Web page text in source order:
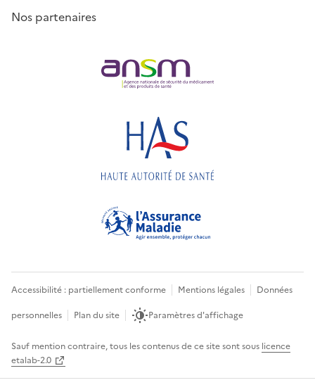
Nos partenaires
Accessibilité : partiellement conforme Mentions légales
Données
personnelles
Plan du site Paramètres d'affichage
Sauf mention contraire, tous les contenus de ce site sont sous licence
etalab-2.0